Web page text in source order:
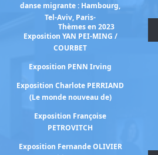
danse migrante : Hambourg,
Tel-Aviv, Paris-
Exposition YAN PEI-MING /
COURBET
Exposition PENN Irving
Exposition Charlote PERRIAND
(Le monde nouveau de)
Exposition Françoise
PETROVITCH
Exposition Fernande OLIVIER
Thèmes en 2023